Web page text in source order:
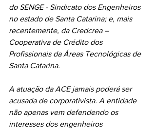
do SENGE - Sindicato dos Engenheiros
no estado de Santa Catarina; e, mais
recentemente, da Credcrea –
Cooperativa de Crédito dos
Profissionais da Áreas Tecnológicas de
Santa Catarina.
A atuação da ACE jamais poderá ser
acusada de corporativista. A entidade
não apenas vem defendendo os
interesses dos engenheiros